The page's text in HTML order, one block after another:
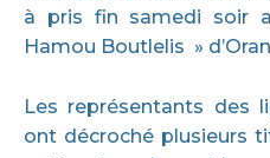
à pris fin samedi soir
Hamou Boutlelis »
Les représentants des
ont décroché plusieurs